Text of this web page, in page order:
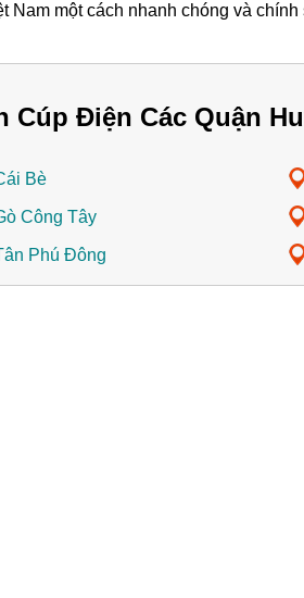
Nam một cách nhanh chóng và chính
Cúp Điện Các Quận
Bè
Công Tây
Phú Đông